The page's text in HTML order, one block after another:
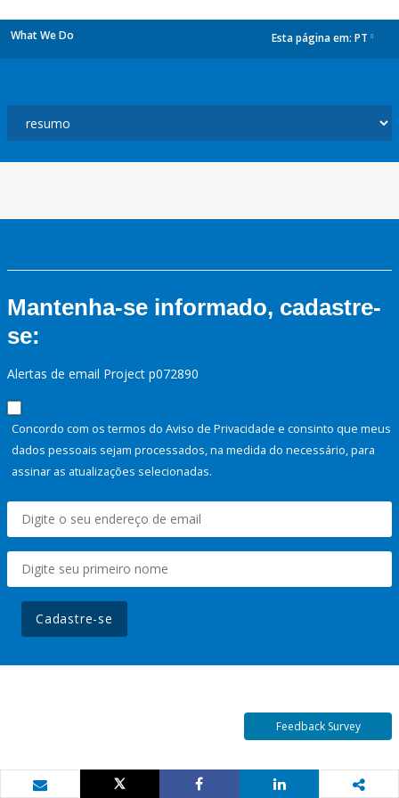
What We Do Esta página em: PT
Mantenha-se informado, cadastre-
se:
Alertas de email Project p072890
Concordo com os termos do Aviso de Privacidade e consinto que meus
dados pessoais sejam processados, na medida do necessário, para
assinar as atualizações selecionadas.
Cadastre-se
Feedback Survey